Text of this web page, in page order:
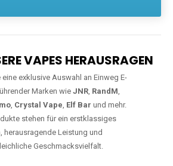
VAPES HERAUSRAGEN
exklusive Auswahl an Einweg E-
Marken wie JNR, RandM,
, Crystal Vape, Elf Bar und mehr.
stehen für ein erstklassiges
herausragende Leistung und
Geschmacksvielfalt.